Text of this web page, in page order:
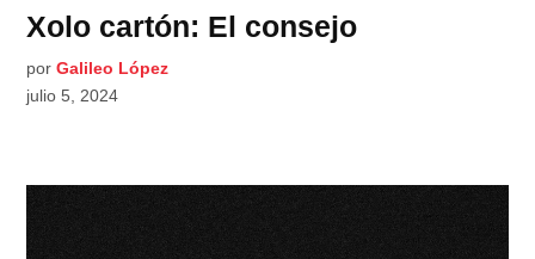
Xolo cartón: El consejo
por Galileo López
julio 5, 2024